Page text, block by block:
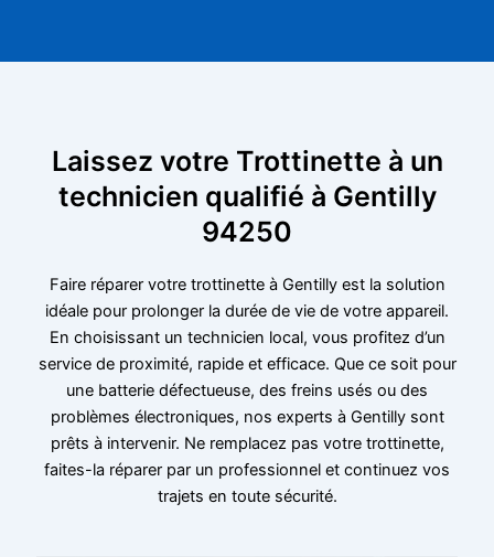
Laissez votre Trottinette à un
technicien qualifié à Gentilly
94250
Faire réparer votre trottinette à Gentilly est la solution
idéale pour prolonger la durée de vie de votre appareil.
En choisissant un technicien local, vous profitez d’un
service de proximité, rapide et efficace. Que ce soit pour
une batterie défectueuse, des freins usés ou des
problèmes électroniques, nos experts à Gentilly sont
prêts à intervenir. Ne remplacez pas votre trottinette,
faites-la réparer par un professionnel et continuez vos
trajets en toute sécurité.